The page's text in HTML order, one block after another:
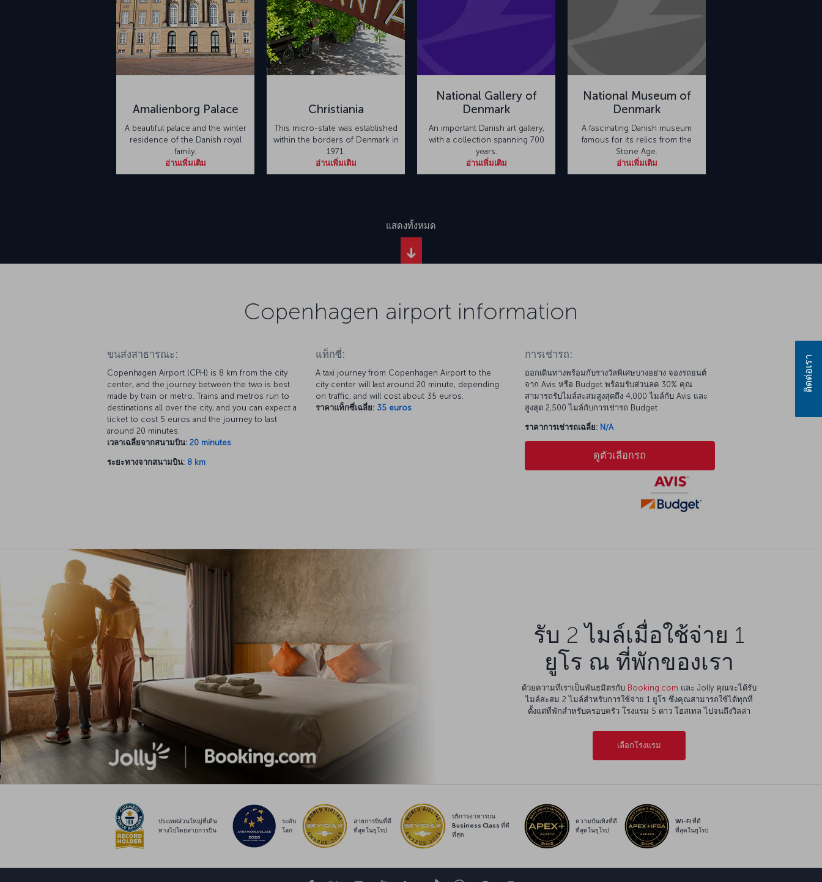
Amalienborg Palace
A beautiful palace and the winter
residence of the Danish royal
family.
อ่านเพิ่มเติม
Christiania
This micro-state was established
within the borders of Denmark in
1971.
อ่านเพิ่มเติม
National Gallery of
Denmark
An important Danish art gallery,
with a collection spanning 700
years.
อ่านเพิ่มเติม
National Museum of
Denmark
A fascinating Danish museum
famous for its relics from the
Stone Age.
อ่านเพิ่มเติม
แสดงทั้งหมด
Copenhagen airport information
ขนส่งสาธารณะ:
Copenhagen Airport (CPH) is 8 km from the city
center, and the journey between the two is best
made by train or metro. Trains and metros run to
destinations all over the city, and you can expect a
ticket to cost 5 euros and the journey to last
around 20 minutes.
เวลาเฉลี่ยจากสนามบิน: 20 minutes
ระยะทางจากสนามบิน: 8 km
แท็กซี่:
A taxi journey from Copenhagen Airport to the
city center will last around 20 minute, depending
on traffic, and will cost about 35 euros.
ราคาแท็กซี่เฉลี่ย: 35 euros
การเช่ารถ:
ออกเดินทางพร้อมกับรางวัลพิเศษบางอย่าง จองรถยนต์
จาก Avis หรือ Budget พร้อมรับส่วนลด 30% คุณ
สามารถรับไมล์สะสมสูงสุดถึง 4,000 ไมล์กับ Avis และ
สูงสุด 2,500 ไมล์กับการเช่ารถ Budget
ราคาการเช่ารถเฉลี่ย: N/A
ดูตัวเลือกรถ
รับ 2 ไมล์เมื่อใช้จ่าย 1
ยูโร ณ ที่พักของเรา
ด้วยความที่เราเป็นพันธมิตรกับ Booking.com และ Jolly คุณจะได้รับ
ไมล์สะสม 2 ไมล์สำหรับการใช้จ่าย 1 ยูโร ซึ่งคุณสามารถใช้ได้ทุกที่
ตั้งแต่ที่พักสำหรับครอบครัว โรงแรม 5 ดาว โฮสเทล ไปจนถึงวิลล่า
เลือกโรงแรม
ประเทศส่วนใหญ่ที่เดิน
ทางไปโดยสายการบิน
ระดับ
โลก
สายการบินที่ดี
ที่สุดในยุโรป
บริการอาหารบน
Business Class ที่ดี
ที่สุด
ความบันเทิงที่ดี
ที่สุดในยุโรป
Wi-Fi ที่ดี
ที่สุดในยุโรป
ติดต่อเรา